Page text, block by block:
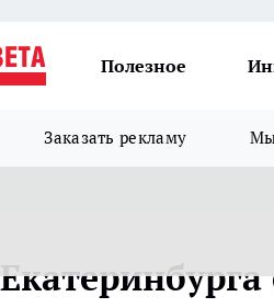
Полезное
Заказать рекламу Мы